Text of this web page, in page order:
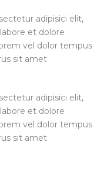
adipisici elit,
et dolore
vel dolor tempus
sit amet
adipisici elit,
et dolore
vel dolor tempus
sit amet